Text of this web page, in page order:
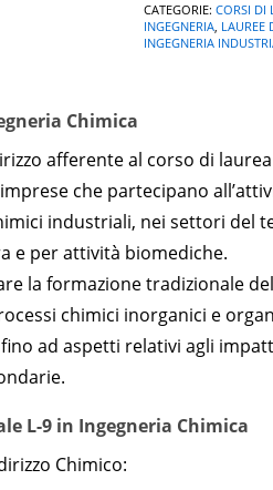
CATEGORIE: CORSI DI
INGEGNERIA, LAUREE
INGEGNERIA
Chimica
afferente al corso di
che partecipano
industriali, nei settori del
e per attività biomediche.
la formazione tradizionale
chimici inorganici e
ad aspetti relativi agli
L-9 in Ingegneria Chimica
Chimico: